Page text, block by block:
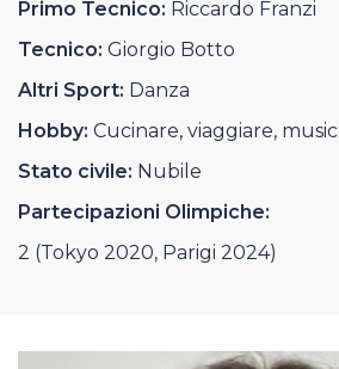
Primo Tecnico: Riccardo Franzi
Tecnico: Giorgio Botto
Altri Sport: Danza
Hobby: Cucinare, viaggiare,
Stato civile: Nubile
Partecipazioni Olimpiche:
2 (Tokyo 2020, Parigi 2024)